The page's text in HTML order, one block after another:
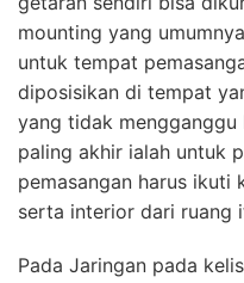
mounting yang
untuk tempat
diposisikan di tempat
yang tidak mengganggu
paling akhir ialah untuk
pemasangan harus ikuti
serta interior dari ruang
Pada Jaringan pada